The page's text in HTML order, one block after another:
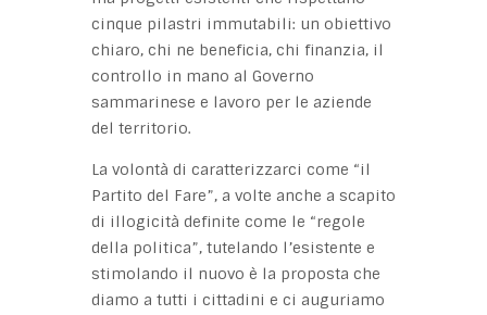
cinque pilastri immutabili: un obiettivo
chiaro, chi ne beneficia, chi finanzia, il
controllo in mano al Governo
sammarinese e lavoro per le aziende
del territorio.
La volontà di caratterizzarci come “il
Partito del Fare”, a volte anche a scapito
di illogicità definite come le “regole
della politica”, tutelando l’esistente e
stimolando il nuovo è la proposta che
diamo a tutti i cittadini e ci auguriamo